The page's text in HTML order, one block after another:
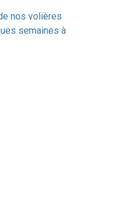
nos volières
semaines à